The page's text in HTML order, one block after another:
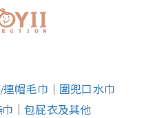
連帽毛巾
圍兜口水巾
｜包屁衣及其他